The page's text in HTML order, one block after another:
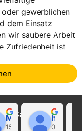
gewerblichen
dem Einsatz
wir saubere Arbeit
Zufriedenheit ist
& Sanierung
Marcel Becker
15:39 31 Jan 24
hayat Nikolaeva
00:29 16